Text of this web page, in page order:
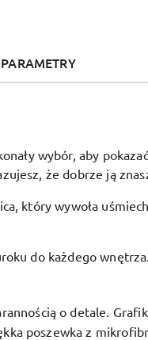
PARAMETRY
wybór, aby
że dobrze ją
który wywoła
do każdego wnętrza.
o detale.
poszewka z